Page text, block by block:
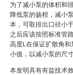
为了减小泵的体积和
降低泵的扬程，减小
本，可取排出口径小
之后应该按照标准管
高度L在保证扩散角
小值，以减小泵的尺寸
本发明具有有益技术